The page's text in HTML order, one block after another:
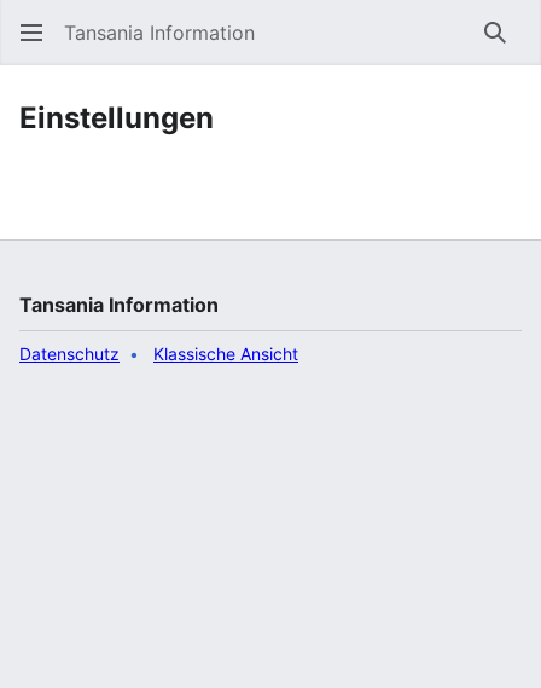
Tansania Information
Einstellungen
Tansania Information
Datenschutz Klassische Ansicht